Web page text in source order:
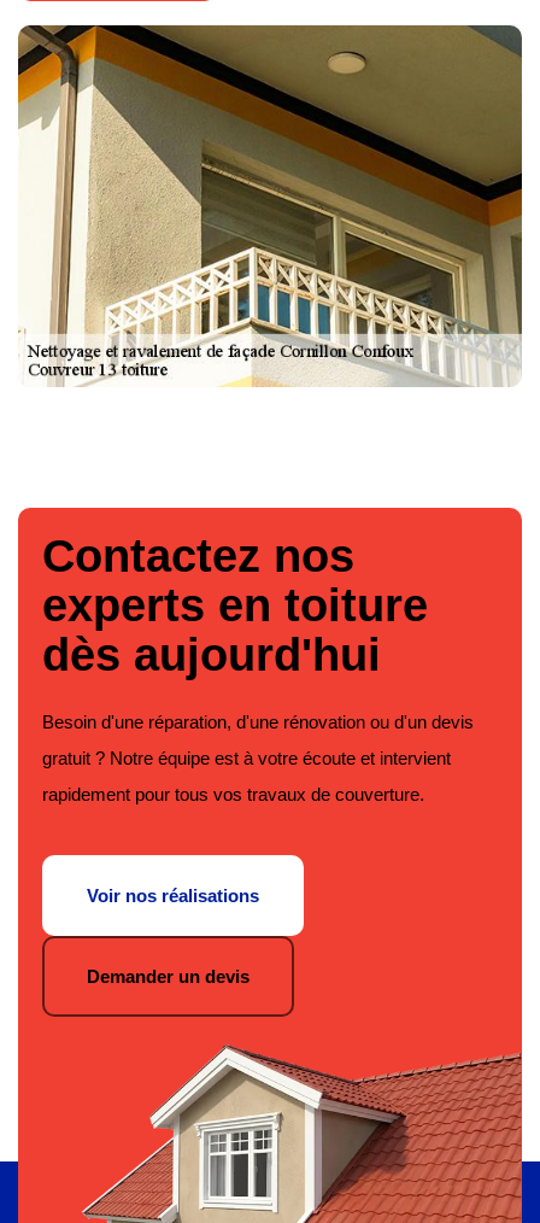
Contactez nos
experts en toiture
dès aujourd'hui
Besoin d'une réparation, d'une rénovation ou d'un devis
gratuit ? Notre équipe est à votre écoute et intervient
rapidement pour tous vos travaux de couverture.
Voir nos réalisations
Demander un devis